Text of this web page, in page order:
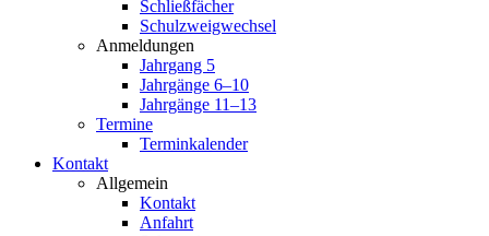
Schließfächer
Schulzweigwechsel
Anmeldungen
Jahrgang 5
Jahrgänge 6–10
Jahrgänge 11–13
Termine
Terminkalender
Kontakt
Allgemein
Kontakt
Anfahrt